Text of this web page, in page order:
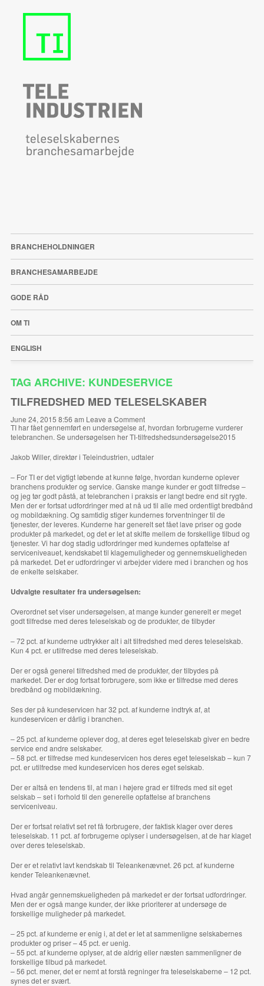
BRANCHEHOLDNINGER
BRANCHESAMARBEJDE
GODE RÅD
OM TI
ENGLISH
TAG ARCHIVE: KUNDESERVICE
TILFREDSHED MED TELESELSKABER
June 24, 2015 8:56 am Leave a Comment
TI har fået gennemført en undersøgelse af, hvordan forbrugerne vurderer
telebranchen. Se undersøgelsen herTI-tilfredshedsundersøgelse2015
Jakob Willer, direktør i Teleindustrien, udtaler
– For TI er det vigtigt løbende at kunne følge, hvordan kunderne oplever
branchens produkter og service. Ganske mange kunder er godt tilfredse –
og jeg tør godt påstå, at telebranchen i praksis er langt bedre end sit rygte.
Men der er fortsat udfordringer med at nå ud til alle med ordentligt bredbånd
og mobildækning. Og samtidig stiger kundernes forventninger til de
tjenester, der leveres. Kunderne har generelt set fået lave priser og gode
produkter på markedet, og det er let at skifte mellem de forskellige tilbud og
tjenester. Vi har dog stadig udfordringer med kundernes opfattelse af
serviceniveauet, kendskabet til klagemuligheder og gennemskueligheden
på markedet. Det er udfordringer vi arbejder videre med i branchen og hos
de enkelte selskaber.
Udvalgte resultater fra undersøgelsen:
Overordnet set viser undersøgelsen, at mange kundergenerelt er meget
godt tilfredse med deres teleselskab og de produkter, de tilbyder
– 72 pct. af kunderne udtrykker alt i alt tilfredshed med deres teleselskab.
Kun 4 pct. er utilfredse med deres teleselskab.
Der er også generel tilfredshed med de produkter, der tilbydes på
markedet. Der er dog fortsat forbrugere, som ikke er tilfredse med deres
bredbånd og mobildækning.
Ses der på kundeservicen har 32 pct. af kunderne indtryk af, at
kundeservicen er dårlig i branchen.
– 25 pct. af kunderne oplever dog, at deres eget teleselskab giver en bedre
service end andre selskaber.
– 58 pct. er tilfredse med kundeservicen hos deres eget teleselskab – kun 7
pct. er utilfredse med kundeservicen hos deres eget selskab.
Der er altså en tendens til, at man i højere grad er tilfreds med sit eget
selskab – set i forhold til den generelle opfattelse af branchens
serviceniveau.
Der er fortsat relativt set ret få forbrugere, der faktiskklagerover deres
teleselskab. 11 pct. af forbrugerne oplyser i undersøgelsen, at de har klaget
over deres teleselskab.
Der er et relativt lavt kendskab til Teleankenævnet. 26 pct. af kunderne
kender Teleankenævnet.
Hvad angårgennemskueligheden på markedet er der fortsat udfordringer.
Men der er også mange kunder, der ikke prioriterer at undersøge de
forskellige muligheder på markedet.
– 25 pct. af kunderne er enig i, at det er let at sammenligne selskabernes
produkter og priser – 45 pct. er uenig.
– 55 pct. af kunderne oplyser, at de aldrig eller næsten sammenligner de
forskellige tilbud på markedet.
– 56 pct. mener, det er nemt at forstå regninger fra teleselskaberne – 12 pct.
synes det er svært.